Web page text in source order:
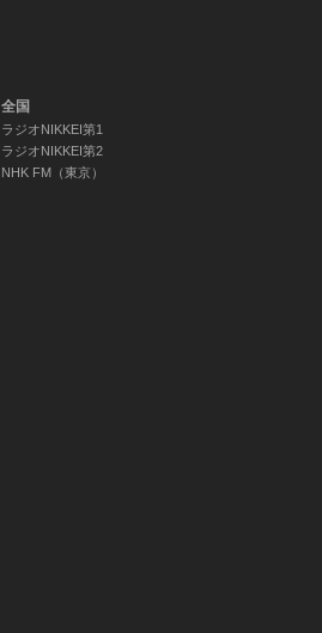
全国
ラジオNIKKEI第1
ラジオNIKKEI第2
NHK FM（東京）